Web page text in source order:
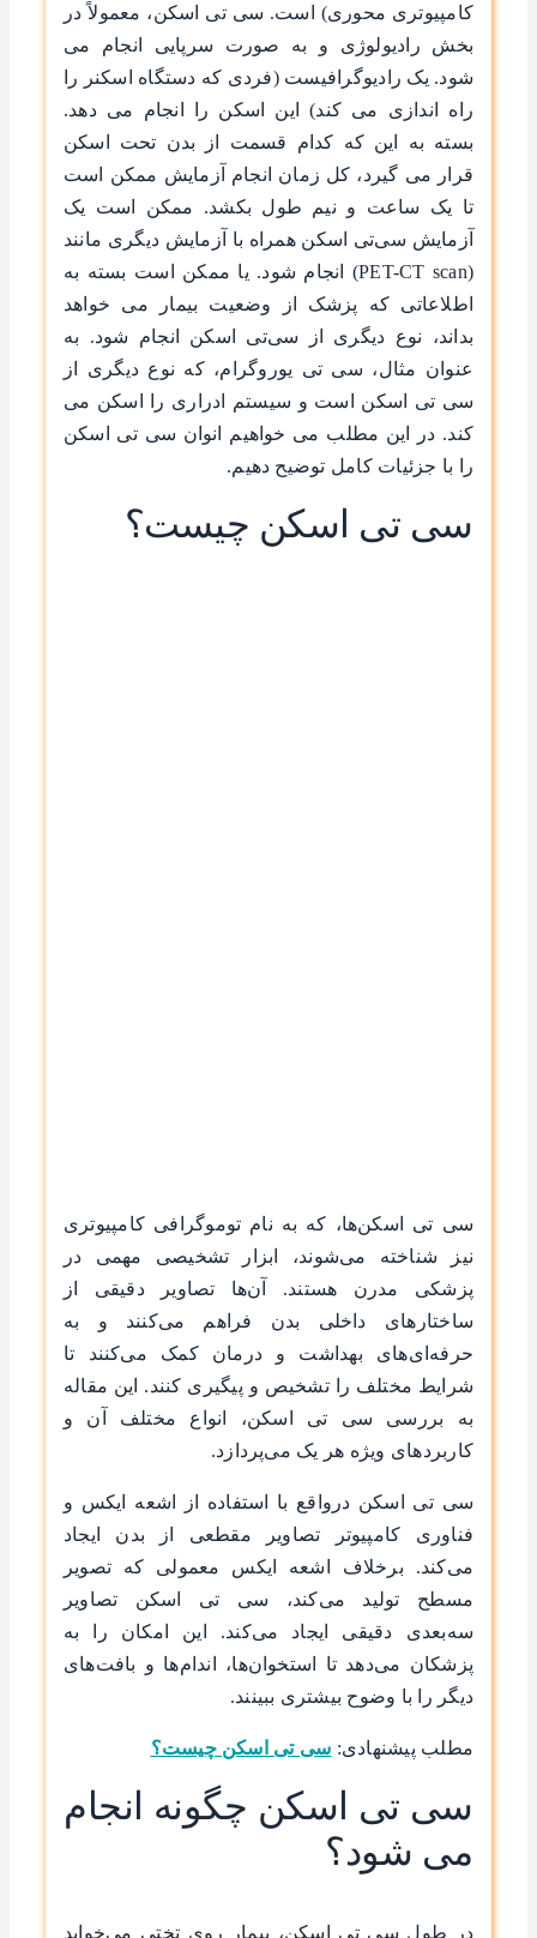
کامپیوتری محوری) است. سی تی اسکن، معمولاً در
بخش رادیولوژی و به صورت سرپایی انجام می
شود. یک رادیوگرافیست (فردی که دستگاه اسکنر را
راه اندازی می کند) این اسکن را انجام می دهد.
بسته به این که کدام قسمت از بدن تحت اسکن
قرار می گیرد، کل زمان انجام آزمایش ممکن است
تا یک ساعت و نیم طول بکشد. ممکن است یک
آزمایش سی‌تی اسکن همراه با آزمایش دیگری مانند
(PET-CT scan) انجام شود. یا ممکن است بسته به
اطلاعاتی که پزشک از وضعیت بیمار می خواهد
بداند، نوع دیگری از سی‌تی اسکن انجام شود. به
عنوان مثال، سی تی یوروگرام، که نوع دیگری از
سی تی اسکن است و سیستم ادراری را اسکن می
کند. در این مطلب می خواهیم انوان سی تی اسکن
را با جزئیات کامل توضیح دهیم.
سی تی اسکن چیست؟
سی تی اسکن‌ها، که به نام توموگرافی کامپیوتری
نیز شناخته می‌شوند، ابزار تشخیصی مهمی در
پزشکی مدرن هستند. آن‌ها تصاویر دقیقی از
ساختارهای داخلی بدن فراهم می‌کنند و به
حرفه‌ای‌های بهداشت و درمان کمک می‌کنند تا
شرایط مختلف را تشخیص و پیگیری کنند. این مقاله
به بررسی سی تی اسکن، انواع مختلف آن و
کاربردهای ویژه هر یک می‌پردازد.
سی تی اسکن درواقع با استفاده از اشعه ایکس و
فناوری کامپیوتر تصاویر مقطعی از بدن ایجاد
می‌کند. برخلاف اشعه ایکس معمولی که تصویر
مسطح تولید می‌کند، سی تی اسکن تصاویر
سه‌بعدی دقیقی ایجاد می‌کند. این امکان را به
پزشکان می‌دهد تا استخوان‌ها، اندام‌ها و بافت‌های
دیگر را با وضوح بیشتری ببینند.
مطلب پیشنهادی:سی تی اسکن چیست؟
سی تی اسکن چگونه انجام
می شود؟
در طول سی تی اسکن، بیمار روی تختی می‌خوابد